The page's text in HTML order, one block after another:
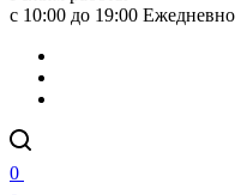
с 10:00 до 19:00 Ежедневно
0